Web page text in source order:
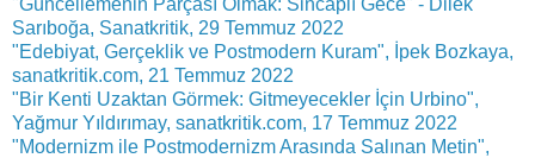
Sarıboğa, Sanatkritik, 29 Temmuz 2022
"Edebiyat, Gerçeklik ve Postmodern Kuram", İpek Bozkaya,
sanatkritik.com, 21 Temmuz 2022
"Bir Kenti Uzaktan Görmek: Gitmeyecekler İçin Urbino",
Yağmur Yıldırımay, sanatkritik.com, 17 Temmuz 2022
"Modernizm ile Postmodernizm Arasında Salınan Metin",